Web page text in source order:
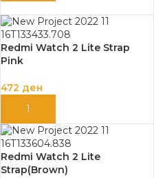
Redmi Watch 2 Lite Strap
Pink
472 ден
ДОДАЈ ВО КОШНИЦА
Redmi Watch 2 Lite
Strap(Brown)